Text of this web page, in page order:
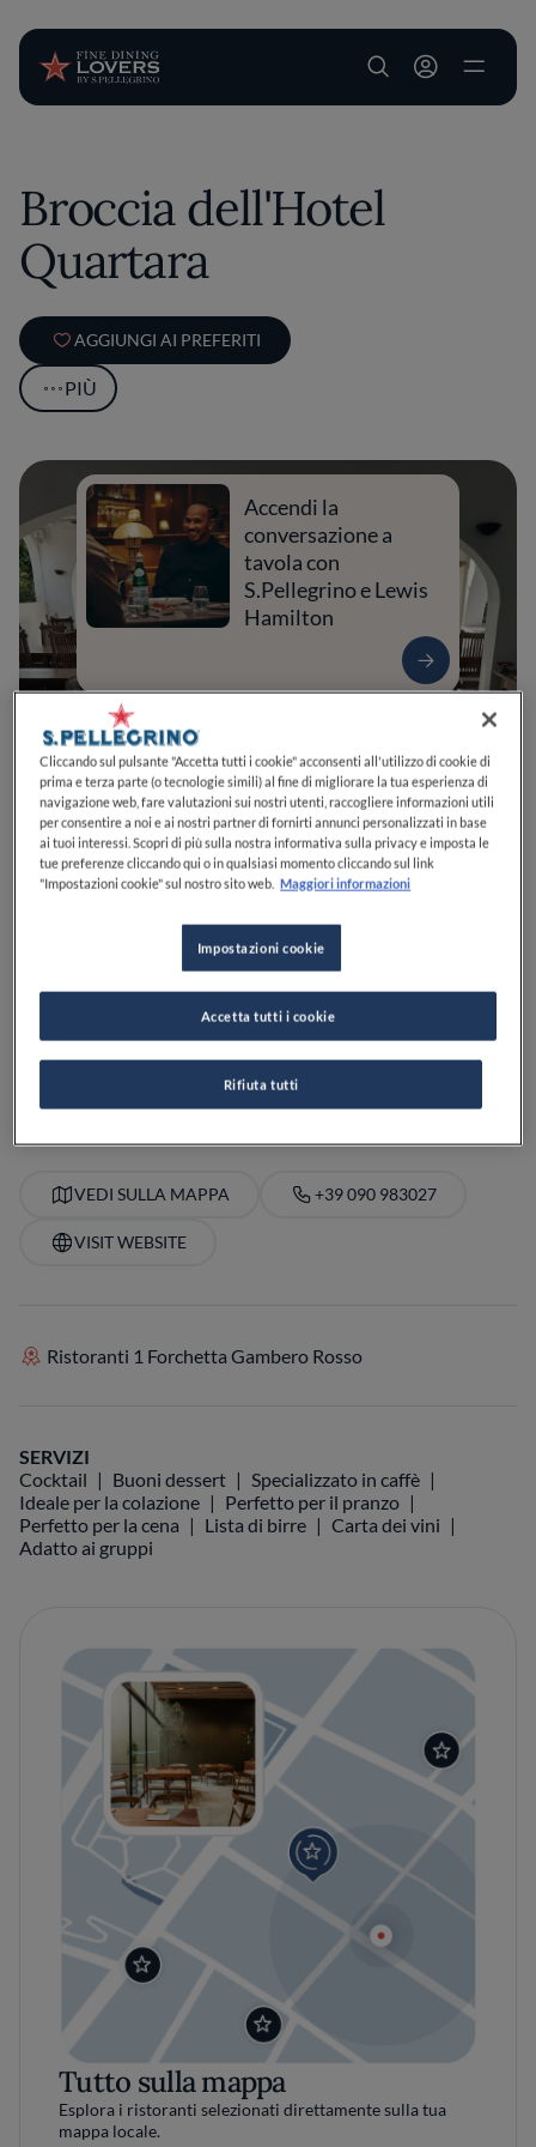
User account
Broccia dell'Hotel
Quartara
AGGIUNGI AI PREFERITI
PIÙ
Accendi la
conversazione a
tavola con
S.Pellegrino e Lewis
Hamilton
LipariMEItalia
CHIUSO ApreDomenica,12:30-15:30, 19:30-23:30
VEDI SULLA MAPPA +39 090 983027
VISIT WEBSITE
Ristoranti 1 Forchetta Gambero Rosso
SERVIZI
Cocktail
Buoni dessert
Specializzato in caffè
Ideale per la colazione
Perfetto per il pranzo
Perfetto per la cena
Lista di birre
Carta dei vini
Adatto ai gruppi
Tutto sulla mappa
Esplora i ristoranti selezionati direttamente sulla tua
mappa locale.
Cliccando sul pulsante "Accetta tutti i cookie" acconsenti all'utilizzo di cookie di
prima e terza parte (o tecnologie simili) al fine di migliorare la tua esperienza di
navigazione web, fare valutazioni sui nostri utenti, raccogliere informazioni utili
per consentire a noi e ai nostri partner di fornirti annunci personalizzati in base
ai tuoi interessi. Scopri di più sulla nostra informativa sulla privacy e imposta le
tue preferenze cliccando qui o in qualsiasi momento cliccando sul link
"Impostazioni cookie" sul nostro sito web. Maggiori informazioni
Impostazioni cookie
Rifiuta tutti
Accetta tutti i cookie